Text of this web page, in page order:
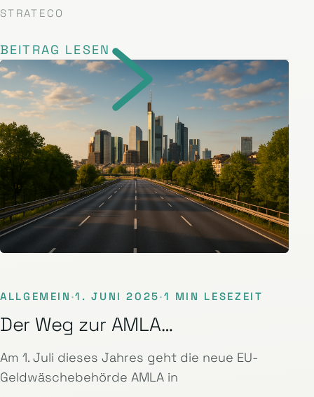
STRATECO
BEITRAG LESEN
ALLGEMEIN ·1. JUNI 2025·1 MIN LESEZEIT
Der Weg zur AMLA…
Am 1. Juli dieses Jahres geht die neue EU-
Geldwäschebehörde AMLA in